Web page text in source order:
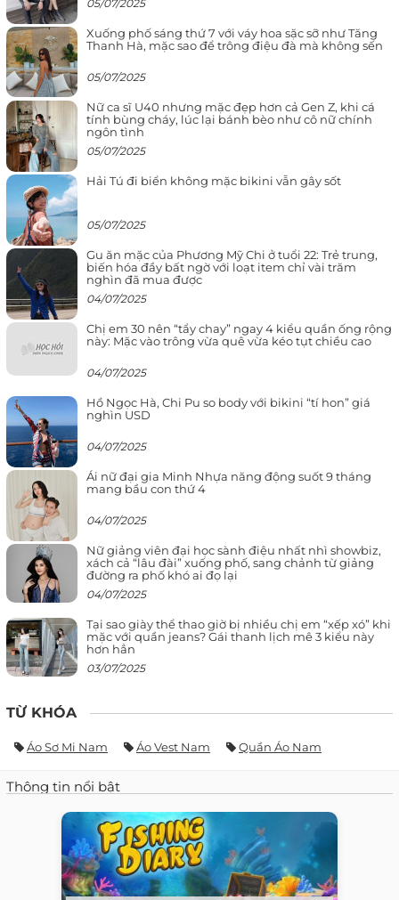
05/07/2025
Xuống phố sáng thứ 7 với váy hoa sặc sỡ như Tăng
Thanh Hà, mặc sao để trông điệu đà mà không sến
05/07/2025
Nữ ca sĩ U40 nhưng mặc đẹp hơn cả Gen Z, khi cá
tính bùng cháy, lúc lại bánh bèo như cô nữ chính
ngôn tình
05/07/2025
Hải Tú đi biển không mặc bikini vẫn gây sốt
05/07/2025
Gu ăn mặc của Phương Mỹ Chi ở tuổi 22: Trẻ trung,
biến hóa đầy bất ngờ với loạt item chỉ vài trăm
nghìn đã mua được
04/07/2025
Chị em 30 nên “tẩy chay” ngay 4 kiểu quần ống rộng
này: Mặc vào trông vừa quê vừa kéo tụt chiều cao
04/07/2025
Hồ Ngọc Hà, Chi Pu so body với bikini “tí hon” giá
nghìn USD
04/07/2025
Ái nữ đại gia Minh Nhựa năng động suốt 9 tháng
mang bầu con thứ 4
04/07/2025
Nữ giảng viên đại học sành điệu nhất nhì showbiz,
xách cả “lâu đài” xuống phố, sang chảnh từ giảng
đường ra phố khó ai đọ lại
04/07/2025
Tại sao giày thể thao giờ bị nhiều chị em “xếp xó” khi
mặc với quần jeans? Gái thanh lịch mê 3 kiểu này
hơn hẳn
03/07/2025
TỪ KHÓA
Áo Sơ Mi Nam Áo Vest Nam Quần Áo Nam
Thông tin nổi bật